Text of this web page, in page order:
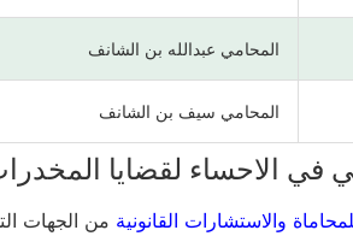
المحامي عبدالله بن الشانف
المحامي سيف بن الشانف
الاحساء لقضايا
والاستشارات القانونية من الجهات